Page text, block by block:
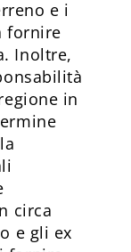
e i
fornire
Inoltre,
in
circa
e gli ex